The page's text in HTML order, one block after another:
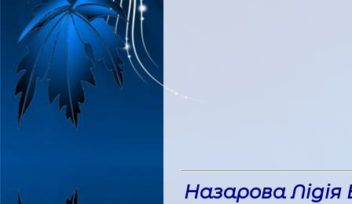
Назарова